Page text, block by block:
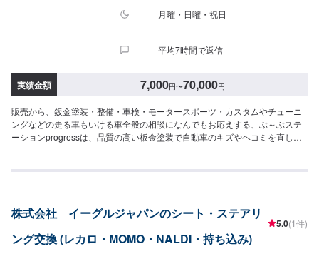
月曜・日曜・祝日
平均7時間で返信
実績金額 7,000円〜70,000円
販売から、鈑金塗装・整備・車検・モータースポーツ・カスタムやチューニ
ングなどの走る車もいける車全般の相談になんでもお応えする、ぶ～ぶステ
ーションprogressは、品質の高い板金塗装で自動車のキズやヘコミを直しま
ので、お気軽にお問い合わせください。ブレーキパッドの交換や車内のクリ
ドバイスを心掛けております。--------------------------------------------------【1】オ
ファーにてお問い合わせ【2】お見積り【3】お見積りにご納得いただければ
作業開始【4】仕上がり次第納車-----納期について-----納期は通常3日～5日程
株式会社 イーグルジャパンのシート・ステアリ
ング交換 (レカロ・MOMO・NALDI・持ち込み)
5.0(1件)